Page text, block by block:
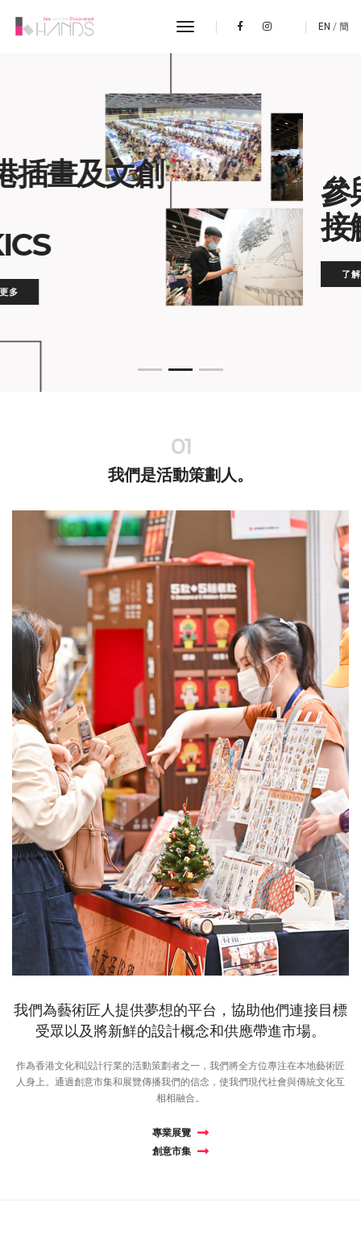
toggle navigation EN / 簡
參與海外展覽
接觸全球市場
01
我們是活動策劃人。
我們為藝術匠人提供夢想的平台，協助他們連接目標
受眾以及將新鮮的設計概念和供應帶進市場。
作為香港文化和設計行業的活動策劃者之一，我們將全方位專注在本地藝術匠
人身上。通過創意市集和展覽傳播我們的信念，使我們現代社會與傳統文化互
相相融合。
專業展覽
創意市集